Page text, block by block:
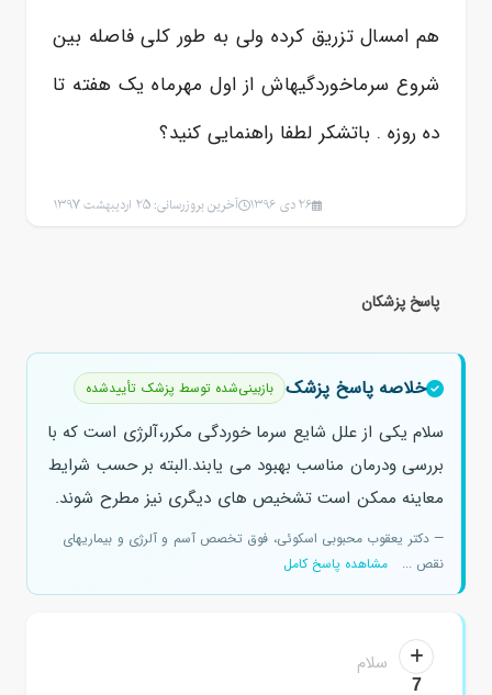
هم امسال تزریق کرده ولی به طور کلی فاصله بین
شروع سرماخوردگیهاش از اول مهرماه یک هفته تا
ده روزه . باتشکر لطفا راهنمایی کنید؟
26 دی 1396 آخرین بروزرسانی: 25 اردیبهشت 1397
پاسخ پزشکان
خلاصه پاسخ پزشک بازبینی‌شده توسط پزشک تأییدشده
سلام یکی از علل شایع سرما خوردگی مکرر،آلرژی است که با
بررسی ودرمان مناسب بهبود می یابند.البته بر حسب شرایط
معاینه ممکن است تشخیص های دیگری نیز مطرح شوند.
— دکتر یعقوب محبوبی اسکوئی، فوق تخصص آسم و آلرژی و بیماریهای
نقص ...
مشاهده پاسخ کامل
7
سلام